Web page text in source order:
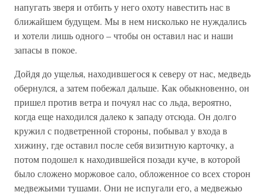
напугать зверя и отбить у него охоту навестить нас в
ближайшем будущем. Мы в нем нисколько не нуждались
и хотели лишь одного – чтобы он оставил нас и наши
запасы в покое.
Дойдя до ущелья, находившегося к северу от нас, медведь
обернулся, а затем побежал дальше. Как обыкновенно, он
пришел против ветра и почуял нас со льда, вероятно,
когда еще находился далеко к западу отсюда. Он долго
кружил с подветренной стороны, побывал у входа в
хижину, где оставил после себя визитную карточку, а
потом подошел к находившейся позади куче, в которой
было сложено моржовое сало, обложенное со всех сторон
медвежьими тушами. Они не испугали его, а медвежью